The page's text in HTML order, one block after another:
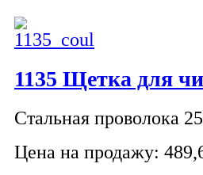
1135 Щетка для
Стальная проволока
Цена на продажу: